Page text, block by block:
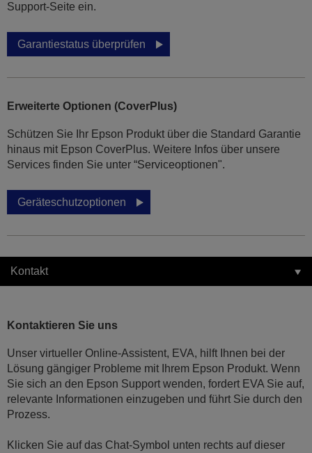
Support-Seite ein.
Garantiestatus überprüfen
Erweiterte Optionen (CoverPlus)
Schützen Sie Ihr Epson Produkt über die Standard Garantie
hinaus mit Epson CoverPlus. Weitere Infos über unsere
Services finden Sie unter “Serviceoptionen".
Geräteschutzoptionen
Kontakt
Kontaktieren Sie uns
Unser virtueller Online-Assistent, EVA, hilft Ihnen bei der
Lösung gängiger Probleme mit Ihrem Epson Produkt. Wenn
Sie sich an den Epson Support wenden, fordert EVA Sie auf,
relevante Informationen einzugeben und führt Sie durch den
Prozess.
Klicken Sie auf das Chat-Symbol unten rechts auf dieser